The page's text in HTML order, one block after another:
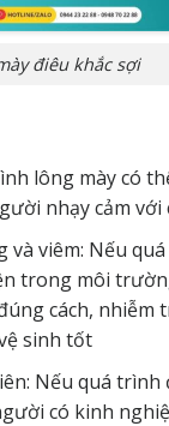
điêu khắc sợi
lông mày có
nhạy cảm với
và viêm: Nếu
trong môi
cách, nhiễm
sinh tốt
Nếu quá trình
có kinh